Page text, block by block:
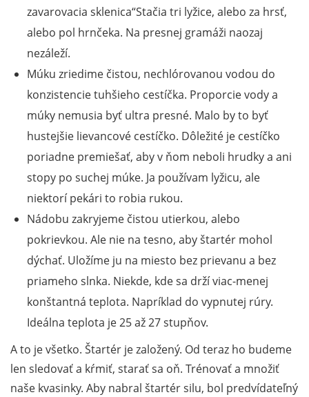
zavarovacia sklenica Stačia tri lyžice, alebo za hrsť,
alebo pol hrnčeka. Na presnej gramáži naozaj
nezáleží.
Múku zriedime čistou, nechlórovanou vodou do
konzistencie tuhšieho cestíčka. Proporcie vody a
múky nemusia byť ultra presné. Malo by to byť
hustejšie lievancové cestíčko. Dôležité je cestíčko
poriadne premiešať, aby v ňom neboli hrudky a ani
stopy po suchej múke. Ja používam lyžicu, ale
niektorí pekári to robia rukou.
Nádobu zakryjeme čistou utierkou, alebo
pokrievkou. Ale nie na tesno, aby štartér mohol
dýchať. Uložíme ju na miesto bez prievanu a bez
priameho slnka. Niekde, kde sa drží viac-menej
konštantná teplota. Napríklad do vypnutej rúry.
Ideálna teplota je 25 až 27 stupňov.
A to je všetko. Štartér je založený. Od teraz ho budeme
len sledovať a kŕmiť, starať sa oň. Trénovať a množiť
naše kvasinky. Aby nabral štartér silu, bol predvídateľný